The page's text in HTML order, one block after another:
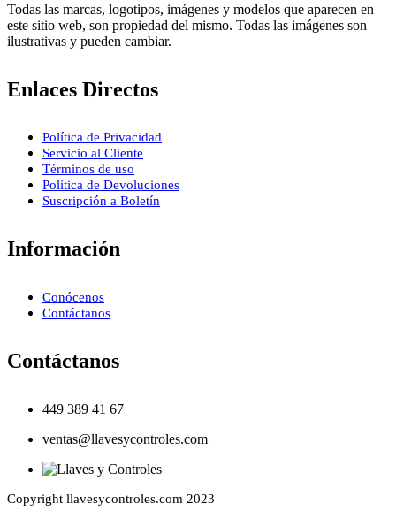
Todas las marcas, logotipos, imágenes y modelos que aparecen en
este sitio web, son propiedad del mismo. Todas las imágenes son
ilustrativas y pueden cambiar.
Enlaces Directos
Política de Privacidad
Servicio al Cliente
Términos de uso
Política de Devoluciones
Suscripción a Boletín
Información
Conócenos
Contáctanos
Contáctanos
449 389 41 67
ventas@llavesycontroles.com
Copyright llavesycontroles.com 2023